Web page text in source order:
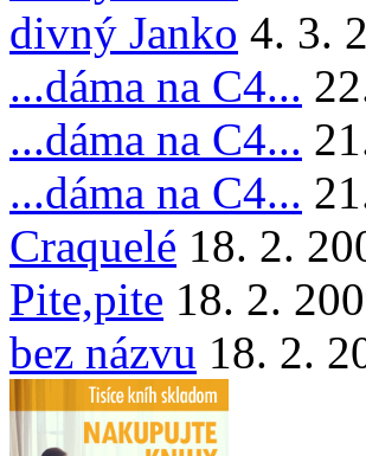
divný Janko 4. 3.
...dáma na C4...
...dáma na C4...
...dáma na C4...
Craquelé 18. 2.
Pite,pite 18. 2.
bez názvu 18. 2.